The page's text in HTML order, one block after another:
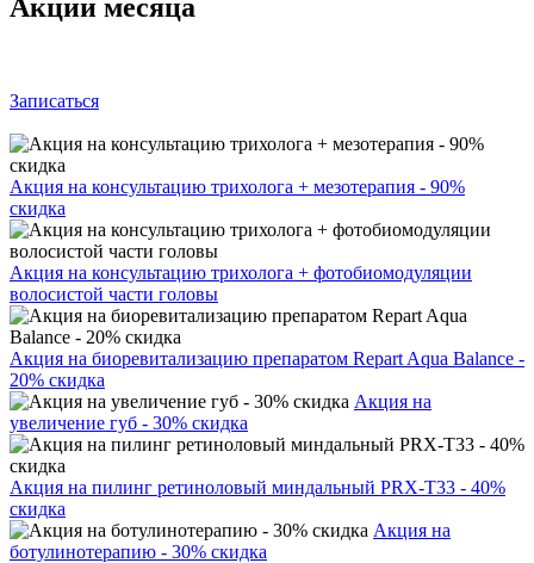
Акции месяца
Записаться
Акция на консультацию трихолога + мезотерапия - 90%
скидка
Акция на консультацию трихолога + фотобиомодуляции
волосистой части головы
Акция на биоревитализацию препаратом Repart Aqua Balance -
20% скидка
Акция на
увеличение губ - 30% скидка
Акция на пилинг ретиноловый миндальный PRX-T33 - 40%
скидка
Акция на
ботулинотерапию - 30% скидка